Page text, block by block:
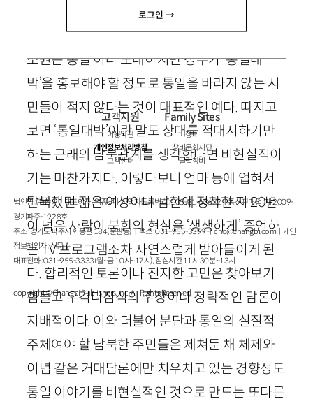
로그인 →들은 현실에서 동떨어
져 있고 비합리적인 경우가 대부분이다. ‘우리의
소원은 통일’이라 노래하지만 정부가 ‘통일대
박’을 홍보해야 할 정도로 통일을 바라지 않는 시
민들이 적지 않다는 것이 대표적인 예다. 따지고
보면 ‘통일대박’이란 말도 상대를 적대시하기만
하는 근래의 남북관계를 생각한다면 비현실적이
기는 마찬가지다. 이렇다보니 엄마 등에 업혀서
탈북했던 젊은 여성이나 남한에 정착한 지20년
이 넘은 사람이 북한의 현실을 ‘생생하게’ 증언하
는TV프로그램조차 자연스럽게 받아들이게 된
다. 합리적인 토론이나 진지한 고민은 찾아보기
힘들고 우격다짐식의 주장이나 정략적인 담론이
지배적이다. 이와 더불어 분단과 통일의 실질적
주체여야 할 남북한 주민들은 제쳐둔 채 체제와
이념 같은 거대담론에만 치우치고 있는 경향성도
통일 이야기를 비현실적인 것으로 만드는 또다른
고객지원
이용약관
개인정보처리방침
고객센터
Family Sites
창비
창비문화재단
클럽창비
법인명 : ㈜창비ㅣ대표이사 : 염종선ㅣ사업자등록번호 : 105-81-63672ㅣ통신판매업 : 제 2009-
경기파주-1928호
주소 : 경기도 파주시 회동길 184(문발동)ㅣ팩스 : 031-955-3399 ㅣcnc@changbi.comㅣ개인
정보책임자 : 신문수
대표전화 : 031-955-3333(월~금 10시~17시), 점심시간 11시 30분~13시
copyright © Changbi Publishers, inc. All Rights Reserved.